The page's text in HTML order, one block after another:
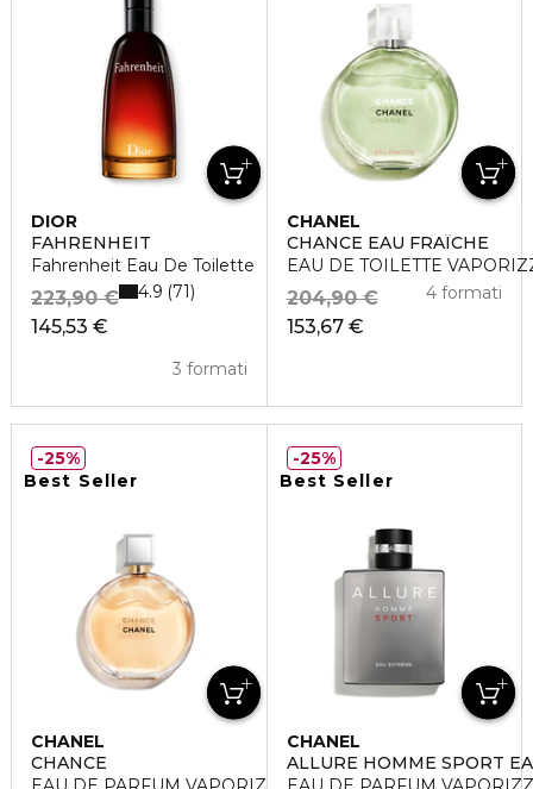
DIOR
FAHRENHEIT
Fahrenheit Eau De Toilette
145,53 €
223,90 €
3 formati
4.9 71
CHANEL
CHANCE EAU FRAÎCHE
EAU DE TOILETTE
153,67 €
204,90 € 4 formati
Best Seller
CHANEL
CHANCE
25%
Best Seller
CHANEL
ALLURE HOMME SPORT
25%